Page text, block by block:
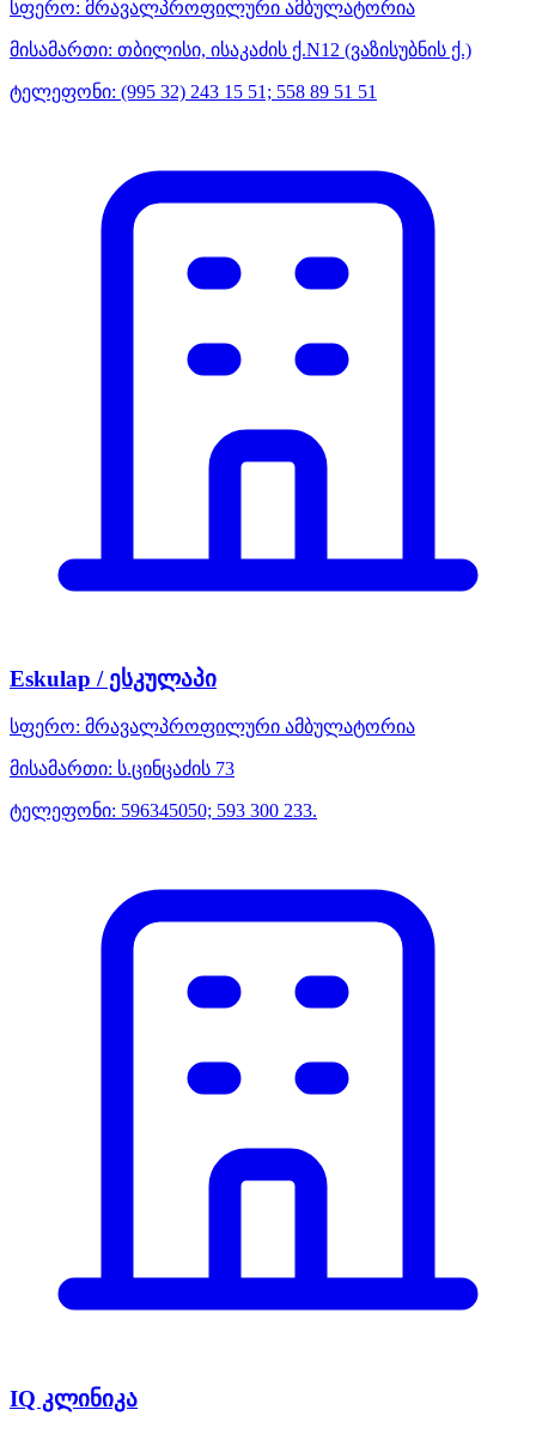
სფერო: მრავალპროფილური ამბულატორია
მისამართი: თბილისი, ისაკაძის ქ.N12 (ვაზისუბნის ქ.)
ტელეფონი: (995 32) 243 15 51; 558 89 51 51
Eskulap / ესკულაპი
სფერო: მრავალპროფილური ამბულატორია
მისამართი: ს.ცინცაძის 73
ტელეფონი: 596345050; 593 300 233.
IQ კლინიკა